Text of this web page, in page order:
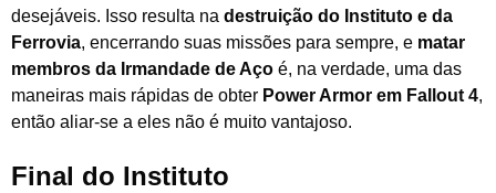
desejáveis. Isso resulta na destruição do Instituto e da
Ferrovia, encerrando suas missões para sempre, e matar
membros da Irmandade de Aço é, na verdade, uma das
maneiras mais rápidas de obter Power Armor em Fallout 4,
então aliar-se a eles não é muito vantajoso.
Final do Instituto